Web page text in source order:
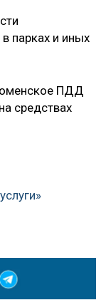
парках и иных
ПДД
средствах